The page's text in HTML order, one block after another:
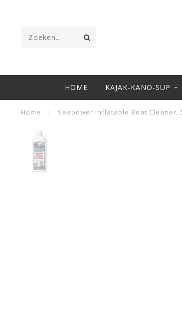
HOME KAJAK-KANO-SUP
Home / Seapower Inflatable Boat Cleaner,